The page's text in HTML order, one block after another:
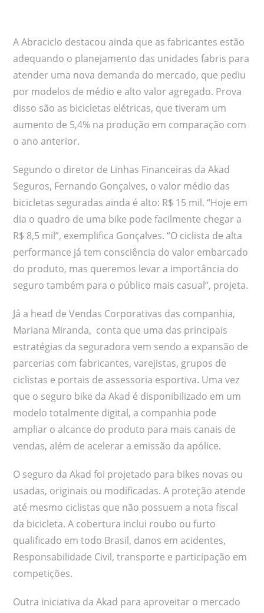
A Abraciclo destacou ainda que as fabricantes estão
adequando o planejamento das unidades fabris para
atender uma nova demanda do mercado, que pediu
por modelos de médio e alto valor agregado. Prova
disso são as bicicletas elétricas, que tiveram um
aumento de 5,4% na produção em comparação com
o ano anterior.
Segundo o diretor de Linhas Financeiras da Akad
Seguros, Fernando Gonçalves, o valor médio das
bicicletas seguradas ainda é alto: R$ 15 mil. “Hoje em
dia o quadro de uma bike pode facilmente chegar a
R$ 8,5 mil”, exemplifica Gonçalves. “O ciclista de alta
performance já tem consciência do valor embarcado
do produto, mas queremos levar a importância do
seguro também para o público mais casual”, projeta.
Já a head de Vendas Corporativas das companhia,
Mariana Miranda, conta que uma das principais
estratégias da seguradora vem sendo a expansão de
parcerias com fabricantes, varejistas, grupos de
ciclistas e portais de assessoria esportiva. Uma vez
que o seguro bike da Akad é disponibilizado em um
modelo totalmente digital, a companhia pode
ampliar o alcance do produto para mais canais de
vendas, além de acelerar a emissão da apólice.
O seguro da Akad foi projetado para bikes novas ou
usadas, originais ou modificadas. A proteção atende
até mesmo ciclistas que não possuem a nota fiscal
da bicicleta. A cobertura inclui roubo ou furto
qualificado em todo Brasil, danos em acidentes,
Responsabilidade Civil, transporte e participação em
competições.
Outra iniciativa da Akad para aproveitar o mercado